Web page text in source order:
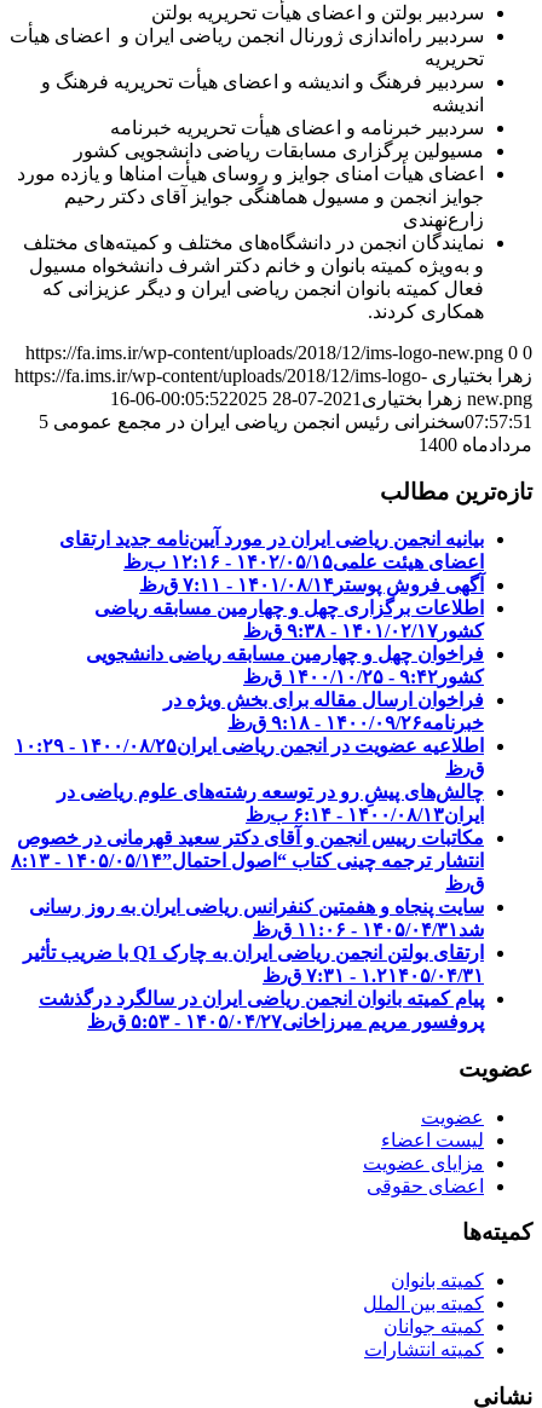
سردبیر بولتن و اعضای هیأت تحریریه بولتن
سردبیر راه‌اندازی ژورنال انجمن ریاضی ایران و اعضای هیأت
تحریریه
سردبیر فرهنگ و اندیشه و اعضای هیأت تحریریه فرهنگ و
اندیشه
سردبیر خبرنامه و اعضای هیأت تحریریه خبرنامه
مسیولین برگزاری مسابقات ریاضی دانشجویی کشور
اعضای هیأت امنای جوایز و روسای هیأت امناها و یازده مورد
جوایز انجمن و مسیول هماهنگی جوایز آقای دکتر رحیم
زارع‌نهندی
نمایندگان انجمن در دانشگاه‌های مختلف و کمیته‌های مختلف
و به‌ویژه کمیته بانوان و خانم دکتر اشرف دانشخواه مسیول
فعال کمیته بانوان انجمن ریاضی ایران و دیگر عزیزانی که
همکاری کردند.
https://fa.ims.ir/wp-content/uploads/2018/12/ims-logo-new.png 0 0
زهرا بختیاری https://fa.ims.ir/wp-content/uploads/2018/12/ims-logo-
new.png زهرا بختیاری 2021-07-28 00:05:52
2025-06-16
07:57:51
سخنرانی رئیس انجمن ریاضی ایران در مجمع عمومی 5
مردادماه 1400
تازه‌ترین مطالب
بیانیه انجمن ریاضی ایران در مورد آیین‌نامه جدید ارتقای
اعضای هیئت علمی۱۴۰۲/۰۵/۱۵ - ۱۲:۱۶ ب٫ظ
آگهی فروش پوستر ۱۴۰۱/۰۸/۱۴ - ۷:۱۱ ق٫ظ
اطلاعات برگزاری چهل و چهارمین مسابقه ریاضی
کشور ۱۴۰۱/۰۲/۱۷ - ۹:۳۸ ق٫ظ
فراخوان چهل و چهارمین مسابقه ریاضی دانشجویی
کشور‎‎ ۱۴۰۰/۱۰/۲۵ - ۹:۴۲ ق٫ظ
فراخوان ارسال مقاله برای بخش ویژه در
خبرنامه۱۴۰۰/۰۹/۲۶ - ۹:۱۸ ق٫ظ
اطلاعیه عضویت در انجمن ریاضی ایران
۱۴۰۰/۰۸/۲۵ - ۱۰:۲۹
ق٫ظ
چالش‌های پیشِ رو در توسعه رشته‌های علوم ریاضی در
ایران۱۴۰۰/۰۸/۱۳ - ۶:۱۴ ب٫ظ
مکاتبات رییس انجمن و آقای دکتر سعید قهرمانی در خصوص
انتشار ترجمه چینی کتاب “اصول احتمال”
۱۴۰۵/۰۵/۱۴ - ۸:۱۳
ق٫ظ
سایت پنجاه و هفمتین کنفرانس ریاضی ایران به روز رسانی
شد۱۴۰۵/۰۴/۳۱ - ۱۱:۰۶ ق٫ظ
ارتقای بولتن انجمن ریاضی ایران به چارک Q1 با ضریب تأثیر
۱.۲۱۴۰۵/۰۴/۳۱ - ۷:۳۱ ق٫ظ
پیام کمیته بانوان انجمن ریاضی ایران در سالگرد درگذشت
پروفسور مریم میرزاخانی۱۴۰۵/۰۴/۲۷ - ۵:۵۳ ق٫ظ
عضویت
عضویت
لیست اعضاء
مزایای عضویت
اعضای حقوقی
کمیته‌ها
کمیته بانوان
کمیته بین الملل
کمیته جوانان
کمیته انتشارات
نشانی